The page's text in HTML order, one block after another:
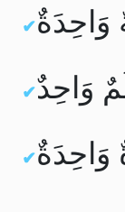
وَاحِدَةٌ
وَاحِدٌ
وَاحِدَةٌ